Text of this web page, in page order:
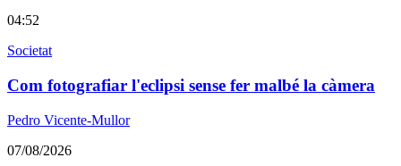
04:52
Societat
Com fotografiar l'eclipsi sense fer malbé la càmera
Pedro Vicente-Mullor
07/08/2026